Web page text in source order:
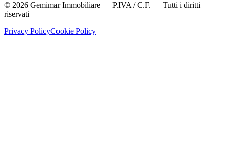
© 2026 Gemimar Immobiliare — P.IVA / C.F. — Tutti i diritti
riservati
Privacy PolicyCookie Policy